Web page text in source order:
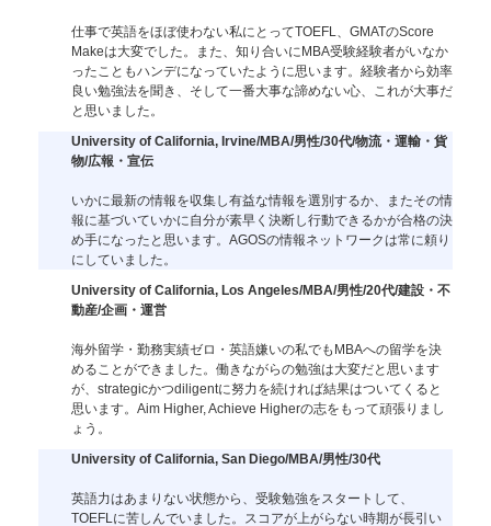
仕事で英語をほぼ使わない私にとってTOEFL、GMATのScore
Makeは大変でした。また、知り合いにMBA受験経験者がいなか
ったこともハンデになっていたように思います。経験者から効率
良い勉強法を聞き、そして一番大事な諦めない心、これが大事だ
と思いました。
University of California, Irvine/MBA/男性/30代/物流・運輸・貨
物/広報・宣伝
いかに最新の情報を収集し有益な情報を選別するか、またその情
報に基づいていかに自分が素早く決断し行動できるかが合格の決
め手になったと思います。AGOSの情報ネットワークは常に頼り
にしていました。
University of California, Los Angeles/MBA/男性/20代/建設・不
動産/企画・運営
海外留学・勤務実績ゼロ・英語嫌いの私でもMBAへの留学を決
めることができました。働きながらの勉強は大変だと思います
が、strategicかつdiligentに努力を続ければ結果はついてくると
思います。Aim Higher, Achieve Higherの志をもって頑張りまし
ょう。
University of California, San Diego/MBA/男性/30代
英語力はあまりない状態から、受験勉強をスタートして、
TOEFLに苦しんでいました。スコアが上がらない時期が長引い